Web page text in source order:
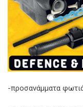
-προσανάμματα